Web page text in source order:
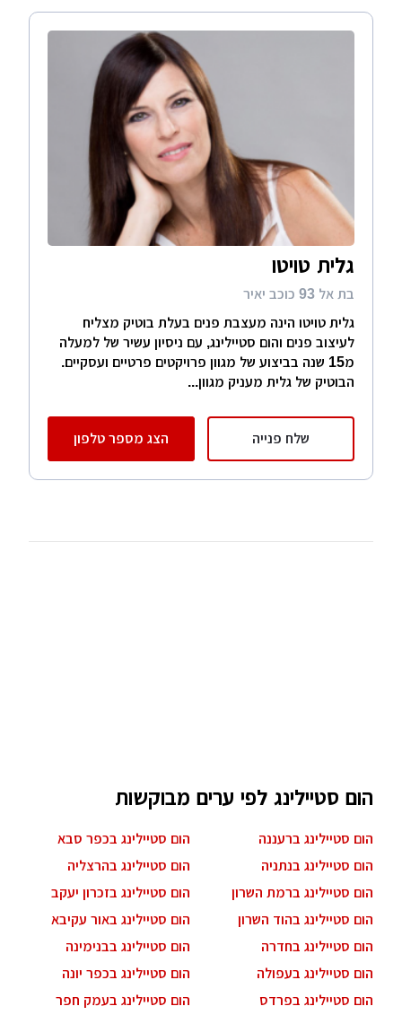
גלית טויטו
בת אל 93 כוכב יאיר
גלית טויטו הינה מעצבת פנים בעלת בוטיק מצליח
לעיצוב פנים והום סטיילינג, עם ניסיון עשיר של למעלה
מ15 שנה בביצוע של מגוון פרויקטים פרטיים ועסקיים.
הבוטיק של גלית מעניק מגוון...
שלח פנייה הצג מספר טלפון
הום סטיילינג לפי ערים מבוקשות
הום סטיילינג ברעננה
הום סטיילינג בכפר סבא
הום סטיילינג בנתניה
הום סטיילינג בהרצליה
הום סטיילינג ברמת השרון
הום סטיילינג בזכרון יעקב
הום סטיילינג בהוד השרון
הום סטיילינג באור עקיבא
הום סטיילינג בחדרה
הום סטיילינג בבנימינה
הום סטיילינג בעפולה
הום סטיילינג בכפר יונה
הום סטיילינג בפרדס
הום סטיילינג בעמק חפר